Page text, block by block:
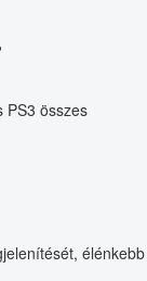
PS3 összes
élénkebb